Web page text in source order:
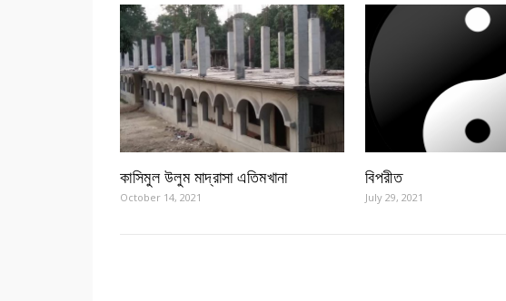
কাসিমুল উলুম মাদ্রাসা এতিমখানা
October 14, 2021
বিপরীত
July 29, 2021